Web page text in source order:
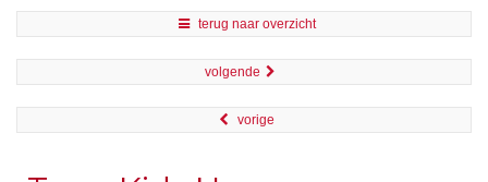
terug naar overzicht
volgende
vorige